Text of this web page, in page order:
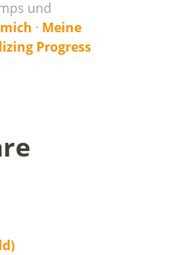
und
· Meine
Progress